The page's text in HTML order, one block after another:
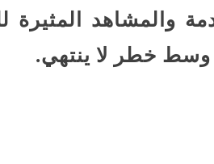
والمشاهد المثيرة
وسط خطر لا ينتهي.